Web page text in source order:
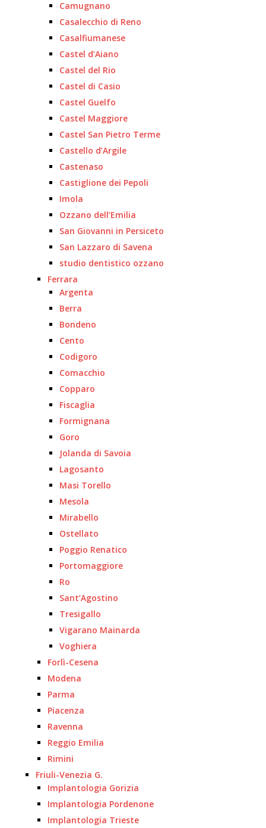
Camugnano
Casalecchio di Reno
Casalfiumanese
Castel d’Aiano
Castel del Rio
Castel di Casio
Castel Guelfo
Castel Maggiore
Castel San Pietro Terme
Castello d’Argile
Castenaso
Castiglione dei Pepoli
Imola
Ozzano dell’Emilia
San Giovanni in Persiceto
San Lazzaro di Savena
studio dentistico ozzano
Ferrara
Argenta
Berra
Bondeno
Cento
Codigoro
Comacchio
Copparo
Fiscaglia
Formignana
Goro
Jolanda di Savoia
Lagosanto
Masi Torello
Mesola
Mirabello
Ostellato
Poggio Renatico
Portomaggiore
Ro
Sant’Agostino
Tresigallo
Vigarano Mainarda
Voghiera
Forlì-Cesena
Modena
Parma
Piacenza
Ravenna
Reggio Emilia
Rimini
Friuli-Venezia G.
Implantologia Gorizia
Implantologia Pordenone
Implantologia Trieste